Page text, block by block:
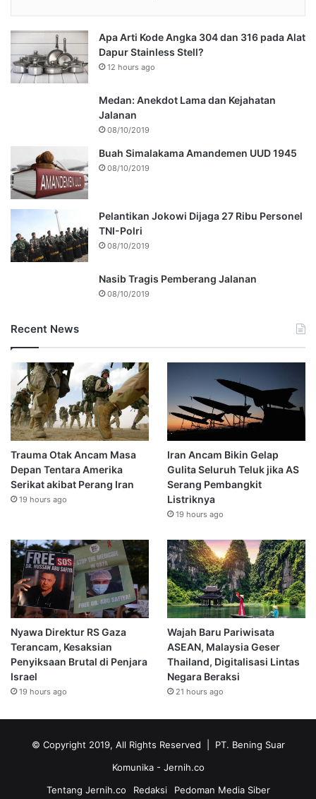
Apa Arti Kode Angka 304 dan 316 pada Alat
Dapur Stainless Stell?
12 hours ago
Medan: Anekdot Lama dan Kejahatan
Jalanan
08/10/2019
Buah Simalakama Amandemen UUD 1945
08/10/2019
Pelantikan Jokowi Dijaga 27 Ribu Personel
TNI-Polri
08/10/2019
Nasib Tragis Pemberang Jalanan
08/10/2019
Recent News
Trauma Otak Ancam Masa
Depan Tentara Amerika
Serikat akibat Perang Iran
19 hours ago
Iran Ancam Bikin Gelap
Gulita Seluruh Teluk jika AS
Serang Pembangkit
Listriknya
19 hours ago
Nyawa Direktur RS Gaza
Terancam, Kesaksian
Penyiksaan Brutal di Penjara
Israel
19 hours ago
Wajah Baru Pariwisata
ASEAN, Malaysia Geser
Thailand, Digitalisasi Lintas
Negara Beraksi
21 hours ago
© Copyright 2019, All Rights Reserved | PT. Bening Suar
Komunika - Jernih.co
Tentang Jernih.co
Redaksi Pedoman Media Siber